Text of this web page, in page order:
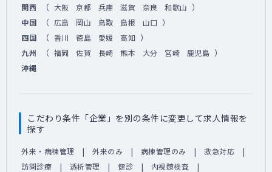
関西 （ 大阪 京都 兵庫 滋賀 奈良 和歌山 ）
中国 （ 広島 岡山 鳥取 島根 山口 ）
四国 （ 香川 徳島 愛媛 高知 ）
九州 （ 福岡 佐賀 長崎 熊本 大分 宮崎 鹿児島 ）
沖縄
こだわり条件「企業」を別の条件に変更して求人情報を
探す
外来・病棟管理 外来のみ 病棟管理のみ
救急対応
訪問診療
透析管理 健診
内視鏡検査